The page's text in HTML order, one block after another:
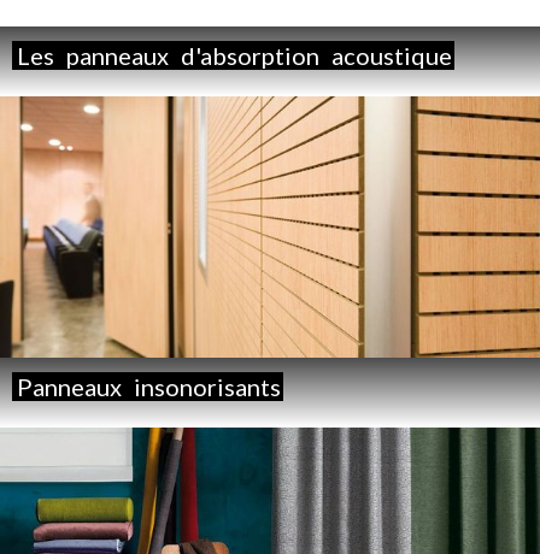
Les panneaux d'absorption acoustique
Panneaux insonorisants